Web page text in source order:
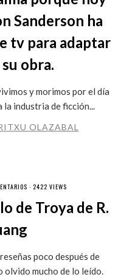
Sanderson ha
tv para adaptar
obra.
y morimos por el día
industria de ficción...
OLAZABAL
· 2422 VIEWS
de Troya de R.
poco después de
mucho de lo leído.